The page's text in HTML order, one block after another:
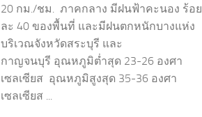
20 กม./ชม. ภาคกลาง มีฝนฟ้าคะนอง ร้อย
ละ 40 ของพื้นที่ และมีฝนตกหนักบางแห่ง
บริเวณจังหวัดสระบุรี และ
กาญจนบุรี อุณหภูมิต่ำสุด 23-26 องศา
เซลเซียส อุณหภูมิสูงสุด 35-36 องศา
เซลเซียส ...